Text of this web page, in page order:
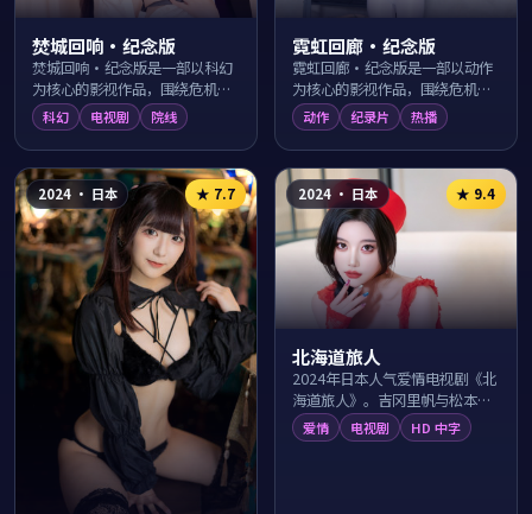
焚城回响·纪念版
焚城回响·纪念版是一部以科幻
为核心的影视作品，围绕危机、
反转与人物成长展开，整体节奏
紧凑，值得推荐观看。
科幻 电视剧 院线
霓虹回廊·纪念版
霓虹回廊·纪念版是一部以动作
为核心的影视作品，围绕危机、
反转与人物成长展开，整体节奏
紧凑，值得推荐观看。
动作 纪录片 热播
2024· 日本 ★ 7.7 2024· 日本 ★ 9.4
北海道旅人
2024年日本人气爱情电视剧《北
海道旅人》。吉冈里帆与松本润
领衔主演，由日向大辅执导，在
京都古巷的浪漫光影中讲述两个
爱情 电视剧 HD 中字